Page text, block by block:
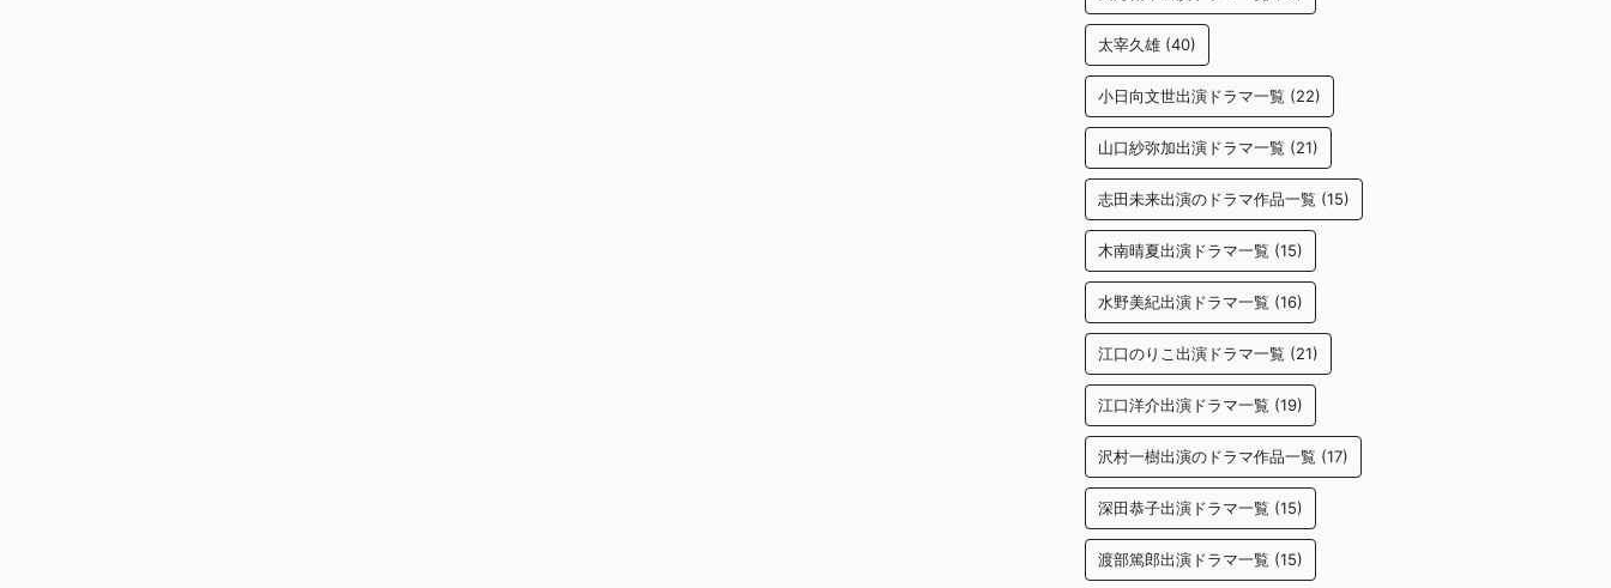
太宰久雄 (40)
小日向文世出演ドラマ一覧 (22)
山口紗弥加出演ドラマ一覧 (21)
志田未来出演のドラマ作品一覧 (15)
木南晴夏出演ドラマ一覧 (15)
水野美紀出演ドラマ一覧 (16)
江口のりこ出演ドラマ一覧 (21)
江口洋介出演ドラマ一覧 (19)
沢村一樹出演のドラマ作品一覧 (17)
深田恭子出演ドラマ一覧 (15)
渡部篤郎出演ドラマ一覧 (15)